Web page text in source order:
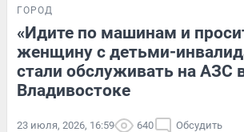
ГОРОД
«Идите по машинам и
женщину с детьми-
стали обслуживать на АЗС
Владивостоке
23 июля, 2026, 16:59 640 Обсудить